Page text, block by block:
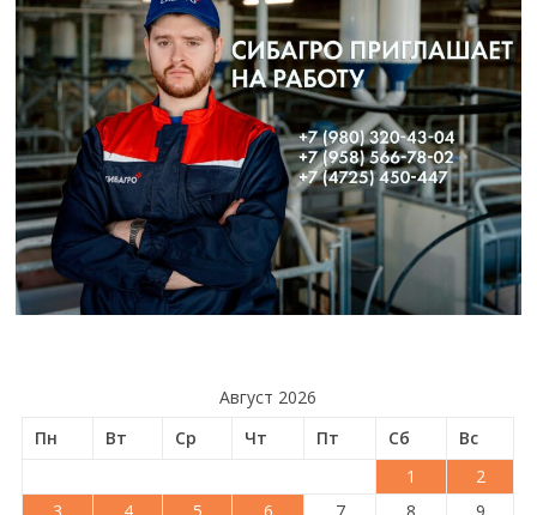
Август 2026
Пн
Вт Ср Чт Пт Сб
Вс
1
2
3
4 5 6 7 8
9